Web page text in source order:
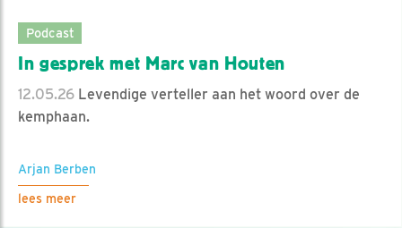
Podcast
In gesprek met Marc van Houten
12.05.26 Levendige verteller aan het woord over de
kemphaan.
Arjan Berben
lees meer